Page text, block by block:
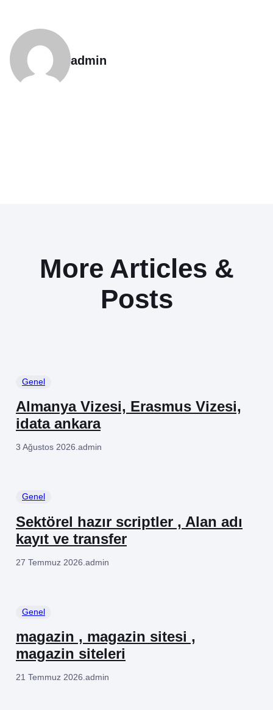
admin
More Articles &
Posts
Genel
Almanya Vizesi, Erasmus Vizesi,
idata ankara
3 Ağustos 2026.admin
Genel
Sektörel hazır scriptler , Alan adı
kayıt ve transfer
27 Temmuz 2026 admin
Genel
magazin , magazin sitesi ,
magazin siteleri
21 Temmuz 2026 admin